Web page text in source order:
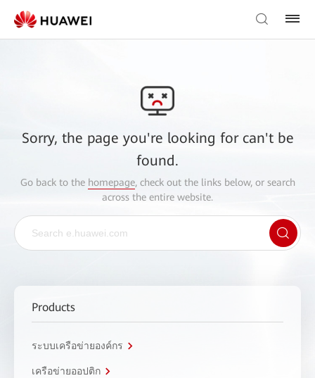
Sorry, the page you're looking for can't be
found.
Go back to the homepage, check out the links below, or search
across the entire website.
Products
ระบบเครือข่ายองค์กร
เครือข่ายออปติก